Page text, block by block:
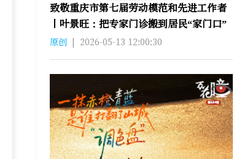
致敬重庆市第七届劳动模范和先进工作者
丨叶景旺：把专家门诊搬到居民“家门口”
原创 | 2026-05-13 12:00:30